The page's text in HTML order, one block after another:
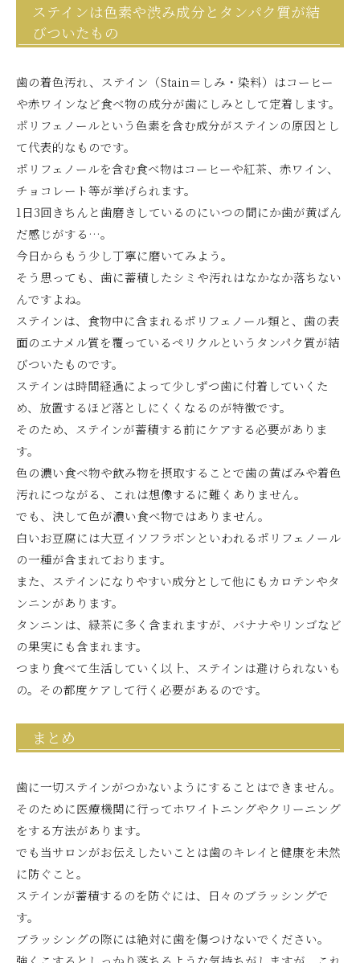
ステインは色素や渋み成分とタンパク質が結
びついたもの
歯の着色汚れ、ステイン（Stain＝しみ・染料）はコーヒー
や赤ワインなど食べ物の成分が歯にしみとして定着します。
ポリフェノールという色素を含む成分がステインの原因とし
て代表的なものです。
ポリフェノールを含む食べ物はコーヒーや紅茶、赤ワイン、
チョコレート等が挙げられます。
1日3回きちんと歯磨きしているのにいつの間にか歯が黄ばん
だ感じがする…。
今日からもう少し丁寧に磨いてみよう。
そう思っても、歯に蓄積したシミや汚れはなかなか落ちない
んですよね。
ステインは、食物中に含まれるポリフェノール類と、歯の表
面のエナメル質を覆っているペリクルというタンパク質が結
びついたものです。
ステインは時間経過によって少しずつ歯に付着していくた
め、放置するほど落としにくくなるのが特徴です。
そのため、ステインが蓄積する前にケアする必要がありま
す。
色の濃い食べ物や飲み物を摂取することで歯の黄ばみや着色
汚れにつながる、これは想像するに難くありません。
でも、決して色が濃い食べ物ではありません。
白いお豆腐には大豆イソフラボンといわれるポリフェノール
の一種が含まれております。
また、ステインになりやすい成分として他にもカロテンやタ
ンニンがあります。
タンニンは、緑茶に多く含まれますが、バナナやリンゴなど
の果実にも含まれます。
つまり食べて生活していく以上、ステインは避けられないも
の。その都度ケアして行く必要があるのです。
まとめ
歯に一切ステインがつかないようにすることはできません。
そのために医療機関に行ってホワイトニングやクリーニング
をする方法があります。
でも当サロンがお伝えしたいことは歯のキレイと健康を未然
に防ぐこと。
ステインが蓄積するのを防ぐには、日々のブラッシングで
す。
ブラッシングの際には絶対に歯を傷つけないでください。